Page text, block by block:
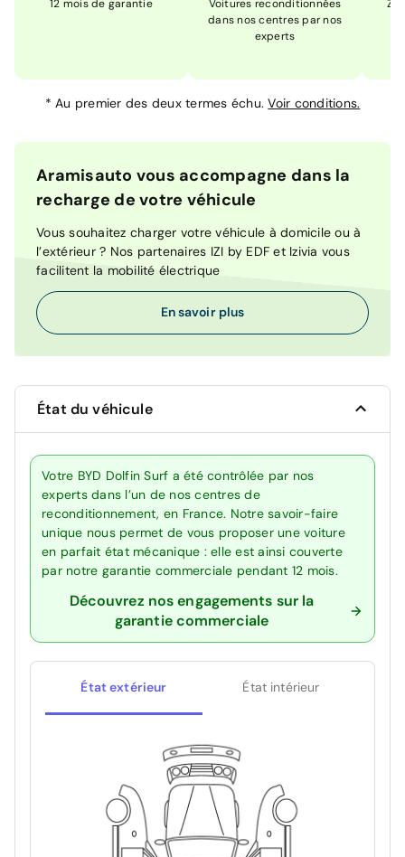
12 mois de garantie
Voitures reconditionnées
dans nos centres par nos
experts
*Au premier des deux termes échu.Voir conditions.
Aramisauto vous accompagne dans la
recharge de votre véhicule
Vous souhaitez charger votre véhicule à domicile ou à
l’extérieur ? Nos partenaires IZI by EDF et Izivia vous
facilitent la mobilité électrique
En savoir plus
État du véhicule
Votre BYD Dolfin Surf a été contrôlée par nos
experts dans l’un de nos centres de
reconditionnement, en France. Notre savoir-faire
unique nous permet de vous proposer une voiture
en parfait état mécanique : elle est ainsi couverte
par notre garantie commerciale pendant 12 mois.
Découvrez nos engagements sur la
garantie commerciale
État extérieur État intérieur